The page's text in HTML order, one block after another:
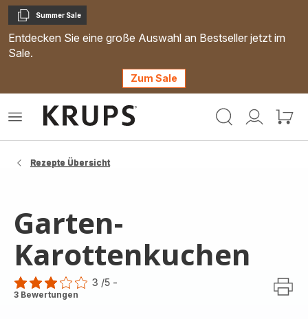
Kopieren
Summer Sale
Entdecken Sie eine große Auswahl an Bestseller jetzt im
Sale.
Zum Sale
Mein
Mein
Das
Rezepte Übersicht
Garten-
Karottenkuchen
Bewertung
3 /5 -
3 Bewertungen